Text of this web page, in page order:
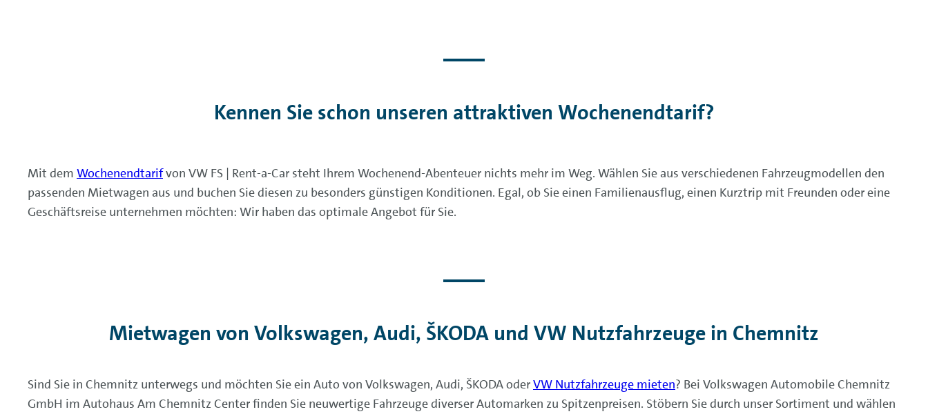
Kennen Sie schon unseren attraktiven Wochenendtarif?
Mit dem Wochenendtarifvon VW FS | Rent-a-Car steht Ihrem Wochenend-Abenteuer nichts mehr im Weg. Wählen Sie aus verschiedenen Fahrzeugmodellen den
passenden Mietwagen aus und buchen Sie diesen zu besonders günstigen Konditionen. Egal, ob Sie einen Familienausflug, einen Kurztrip mit Freunden oder eine
Geschäftsreise unternehmen möchten: Wir haben das optimale Angebot für Sie.
Mietwagen von Volkswagen, Audi, ŠKODA und VW Nutzfahrzeuge in Chemnitz
Sind Sie in Chemnitz unterwegs und möchten Sie ein Auto von Volkswagen, Audi, ŠKODA oderVW Nutzfahrzeuge mieten? Bei Volkswagen Automobile Chemnitz
GmbH im Autohaus Am Chemnitz Center finden Sie neuwertige Fahrzeuge diverser Automarken zu Spitzenpreisen. Stöbern Sie durch unser Sortiment und wählen